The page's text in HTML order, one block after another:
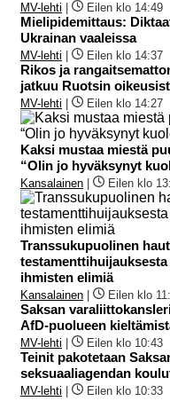
MV-lehti Eilen klo 14:49
Mielipidemittaus:
Ukrainan vaaleissa
MV-lehti Eilen klo 14:37
Rikos ja
jatkuu Ruotsin
MV-lehti Eilen klo 14:27
Kaksi mustaa miestä
“Olin jo hyväksynyt
Kansalainen Eilen klo
Transsukupuolinen
ihmisten elimiä
Kansalainen Eilen klo
Saksan
AfD-puolueen
MV-lehti Eilen klo 10:43
Teinit pakotetaan
seksuaaliagendan
MV-lehti Eilen klo 10:33